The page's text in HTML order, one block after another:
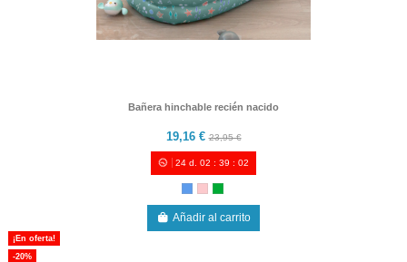
Bañera hinchable recién nacido
19,16 €23,95 €
24 d. 02 :39 :00
Añadir al carrito
¡En oferta!
-20%